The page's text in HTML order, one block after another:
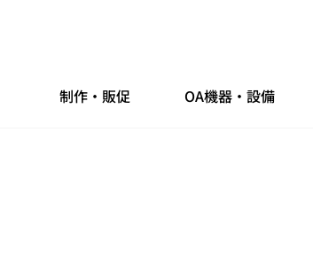
制作・販促 OA機器・設備